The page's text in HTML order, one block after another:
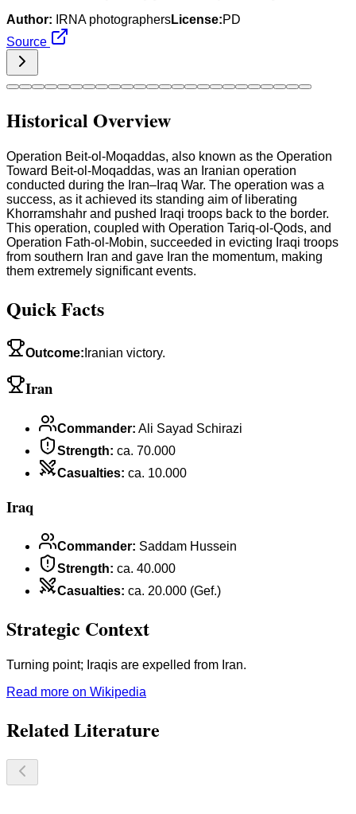
Author:
IRNA photographersLicense:PD
Source
Historical Overview
Operation Beit-ol-Moqaddas, also known as the Operation
Toward Beit-ol-Moqaddas, was an Iranian operation
conducted during the Iran–Iraq War. The operation was a
success, as it achieved its standing aim of liberating
Khorramshahr and pushed Iraqi troops back to the border.
This operation, coupled with Operation Tariq-ol-Qods, and
Operation Fath-ol-Mobin, succeeded in evicting Iraqi troops
from southern Iran and gave Iran the momentum, making
them extremely significant events.
Quick Facts
Outcome: Iranian victory.
Iran
Commander: Ali Sayad Schirazi
Strength: ca. 70.000
Casualties: ca. 10.000
Iraq
Commander: Saddam Hussein
Strength: ca. 40.000
Casualties: ca. 20.000 (Gef.)
Strategic Context
Turning point; Iraqis are expelled from Iran.
Read more on Wikipedia
Related Literature